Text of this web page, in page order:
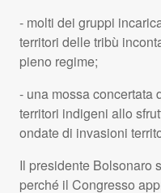
- molti dei gruppi
territori delle tribù
pieno regime;
- una mossa concertata
territori indigeni allo
ondate di invasioni
Il presidente Bolsonaro
perché il Congresso